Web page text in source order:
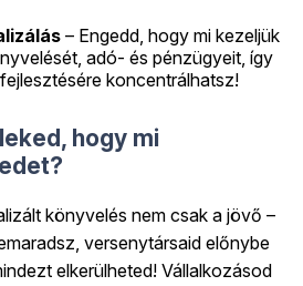
– Engedd, hogy mi kezeljük
adó- és pénzügyeit, így
koncentrálhatsz!
hogy mi
könyvelés nem csak a jövő –
versenytársaid előnybe
elkerülheted! Vállalkozásod